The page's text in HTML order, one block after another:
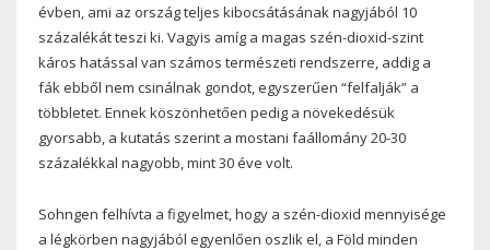
évben, ami az ország teljes kibocsátásának nagyjából 10
százalékát teszi ki. Vagyis amíg a magas szén-dioxid-szint
káros hatással van számos természeti rendszerre, addig a
fák ebből nem csinálnak gondot, egyszerűen “felfalják” a
többletet. Ennek köszönhetően pedig a növekedésük
gyorsabb, a kutatás szerint a mostani faállomány 20-30
százalékkal nagyobb, mint 30 éve volt.
Sohngen felhívta a figyelmet, hogy a szén-dioxid mennyisége
a légkörben nagyjából egyenlően oszlik el, a Föld minden